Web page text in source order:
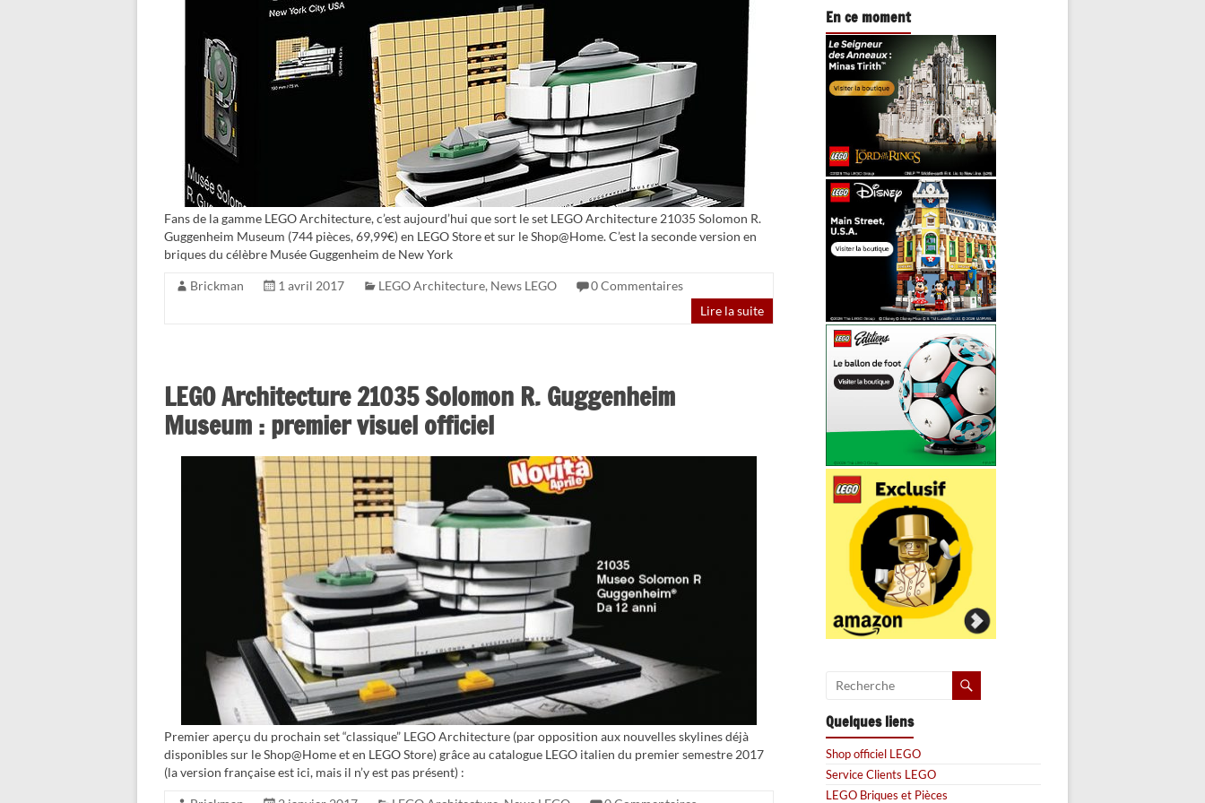
Fans de la gamme LEGO Architecture, c’est aujourd’hui que sort le set LEGO Architecture 21035 Solomon R.
Guggenheim Museum (744 pièces, 69,99€) en LEGO Store et sur le Shop@Home. C’est la seconde version en
briques du célèbre Musée Guggenheim de New York
Brickman 1 avril 2017 LEGO Architecture, News LEGO
0 Commentaires
Lire la suite
LEGO Architecture 21035 Solomon R. Guggenheim
Museum : premier visuel officiel
Premier aperçu du prochain set “classique” LEGO Architecture (par opposition aux nouvelles skylines déjà
disponibles sur le Shop@Home et en LEGO Store) grâce au catalogue LEGO italien du premier semestre 2017
(la version française est ici, mais il n’y est pas présent) :
En ce moment
Quelques liens
Shop officiel LEGO
Service Clients LEGO
LEGO Briques et Pièces